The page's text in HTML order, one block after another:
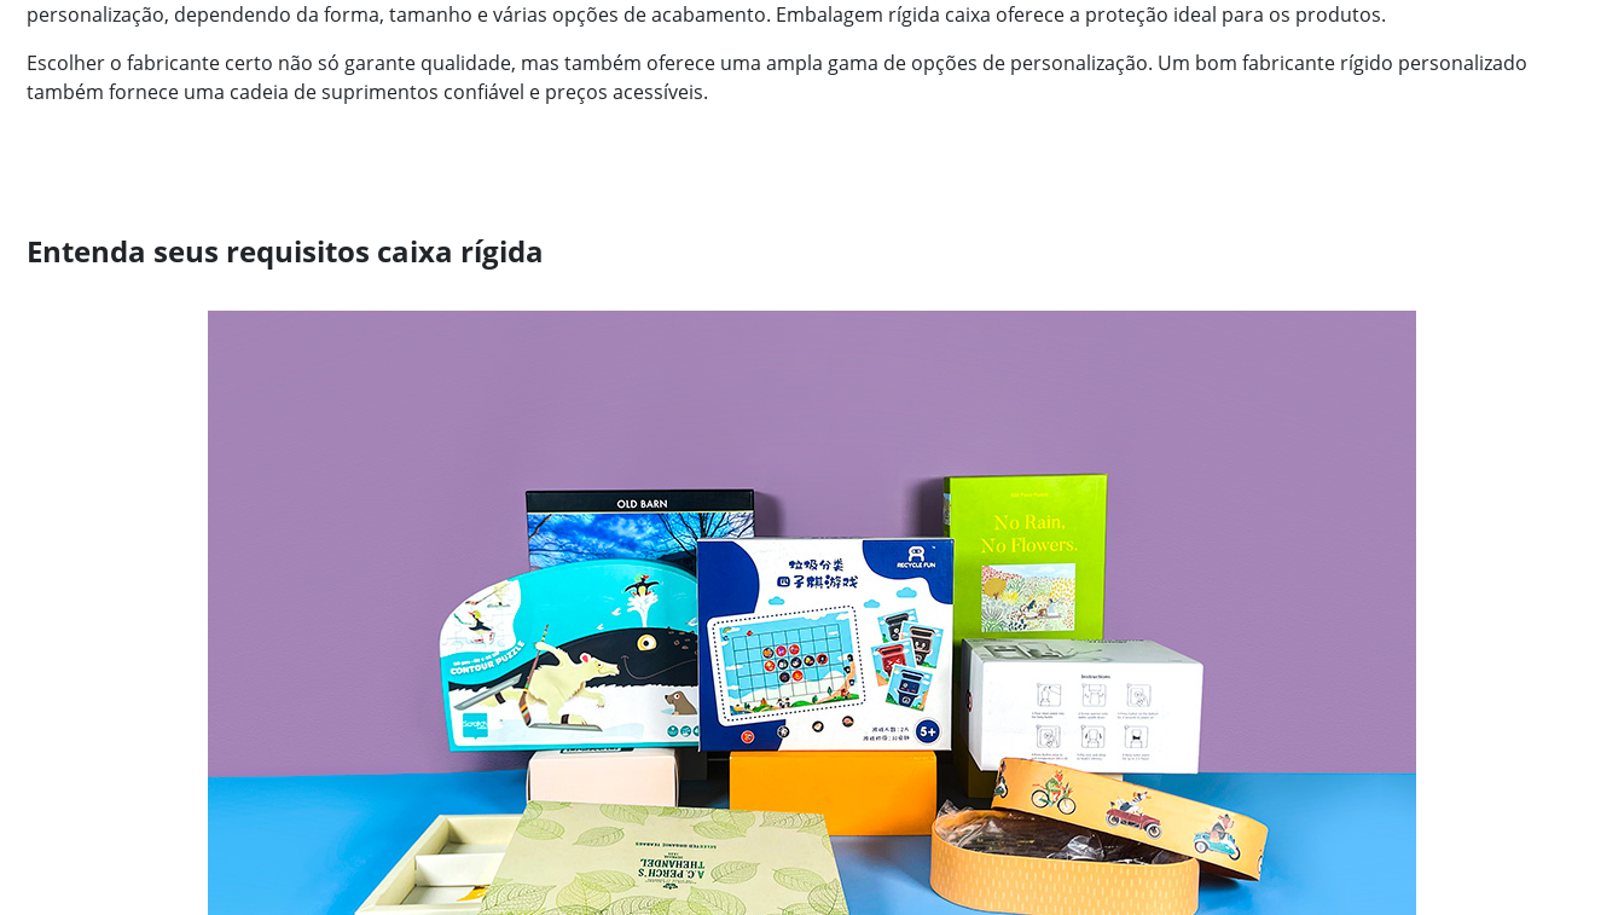
personalização, dependendo da forma, tamanho e várias opções de acabamento. Embalagem rígida caixa oferece a proteção ideal para os produtos.
Escolher o fabricante certo não só garante qualidade, mas também oferece uma ampla gama de opções de personalização. Um bom fabricante rígido personalizado
também fornece uma cadeia de suprimentos confiável e preços acessíveis.
Entenda seus requisitos caixa rígida